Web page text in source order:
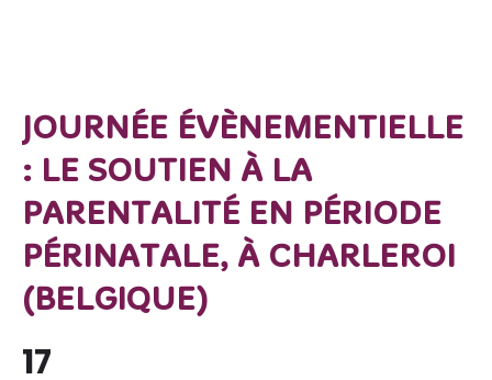
JOURNÉE ÉVÈNEMENTIELLE
: LE SOUTIEN À LA
PARENTALITÉ EN PÉRIODE
PÉRINATALE, À CHARLEROI
(BELGIQUE)
17